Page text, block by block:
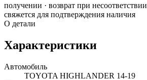
получении · возврат при несоответствии
свяжется для подтверждения наличия
О детали
Характеристики
Автомобиль
TOYOTA HIGHLANDER 14-19